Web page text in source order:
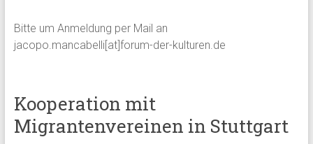
Bitte um Anmeldung per Mail an
jacopo.mancabelli[at]forum-der-kulturen.de
Kooperation mit
Migrantenvereinen in Stuttgart